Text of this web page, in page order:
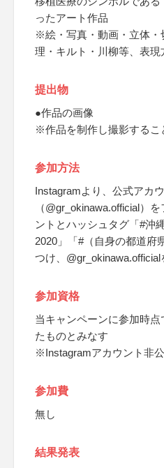
ったアート作品
※絵・写真・動画・立体・
理・キルト・川柳等、表現
提出物
●作品の画像
※作品を制作し撮影するこ
参加方法
Instagramより、公式アカ
（@gr_okinawa.official）
ントとハッシュタグ「#沖
2020」「#（自身の都道府
つけ、
参加資格
当キャンペーンに参加時
たものとみなす
※Instagramアカウント非
参加費
無し
結果発表